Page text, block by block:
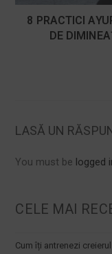
8 PRACTICI
DE
LASĂ UN
You must be logged
CELE MAI
Cum îți antrenezi